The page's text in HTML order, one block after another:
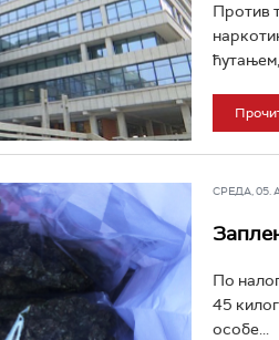
Против
СРЕДА, 05.
По
45
особе...